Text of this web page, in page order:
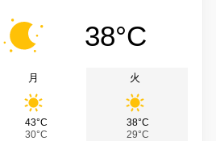
38°C
月
43°C
30°C
火
38°C
29°C